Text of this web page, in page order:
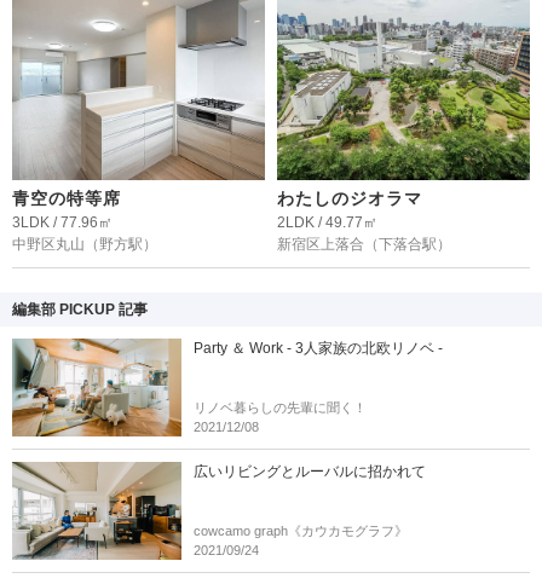
青空の特等席
3LDK / 77.96㎡
中野区丸山 （野方駅）
わたしのジオラマ
2LDK / 49.77㎡
新宿区上落合 （下落合駅）
編集部 PICKUP 記事
Party ＆ Work - 3人家族の北欧リノベ -
リノベ暮らしの先輩に聞く！
2021/12/08
広いリビングとルーバルに招かれて
cowcamo graph《カウカモグラフ》
2021/09/24